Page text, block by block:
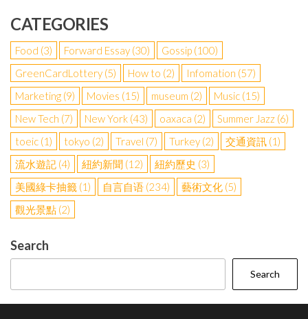
CATEGORIES
Food (3) Forward Essay (30) Gossip (100)
GreenCardLottery (5) How to (2) Infomation (57)
Marketing (9) Movies (15) museum (2) Music (15)
New Tech (7) New York (43) oaxaca (2) Summer Jazz (6)
toeic (1) tokyo (2) Travel (7) Turkey (2) 交通資訊 (1)
流水遊記 (4) 紐約新聞 (12) 紐約歷史 (3)
美國綠卡抽籤 (1) 自言自语 (234) 藝術文化 (5)
觀光景點 (2)
Search
Search